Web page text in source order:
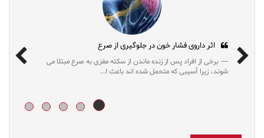
اثر داروی فشار خون در جلوگیری از صرع
برخی از افراد پس از زنده ماندن از سکته مغزی به صرع مبتلا می
شوند، زیرا آسیبی که متحمل شده اند باعث ا...